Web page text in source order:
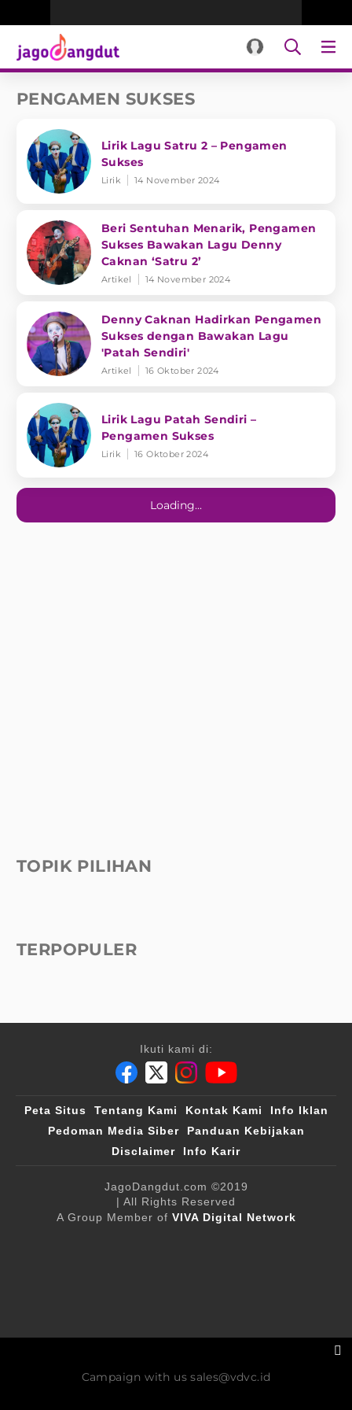
PENGAMEN SUKSES
Lirik Lagu Satru 2 – Pengamen
Sukses
Lirik 14 November 2024
Beri Sentuhan Menarik, Pengamen
Sukses Bawakan Lagu Denny
Caknan ‘Satru 2’
Artikel 14 November 2024
Denny Caknan Hadirkan Pengamen
Sukses dengan Bawakan Lagu
'Patah Sendiri'
Artikel 16 Oktober 2024
Lirik Lagu Patah Sendiri –
Pengamen Sukses
Lirik 16 Oktober 2024
Loading...
TOPIK PILIHAN
TERPOPULER
Ikuti kami di:
Peta Situs Tentang Kami Kontak Kami
Info Iklan
Pedoman Media Siber
Panduan Kebijakan
Disclaimer
Info Karir
JagoDangdut.com ©2019
| All Rights Reserved
A Group Member of VIVA Digital Network
